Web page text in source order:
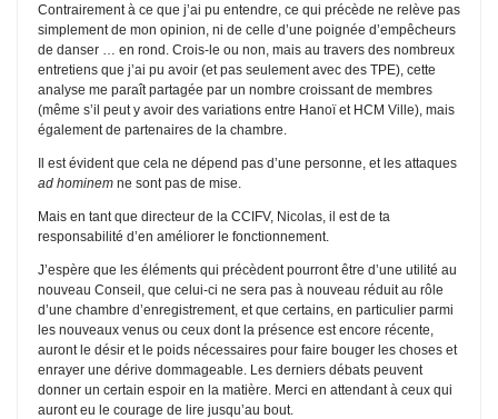
Contrairement à ce que j’ai pu entendre, ce qui précède ne relève pas
simplement de mon opinion, ni de celle d’une poignée d’empêcheurs
de danser … en rond. Crois-le ou non, mais au travers des nombreux
entretiens que j’ai pu avoir (et pas seulement avec des TPE), cette
analyse me paraît partagée par un nombre croissant de membres
(même s’il peut y avoir des variations entre Hanoï et HCM Ville), mais
également de partenaires de la chambre.
Il est évident que cela ne dépend pas d’une personne, et les attaques
ad hominem ne sont pas de mise.
Mais en tant que directeur de la CCIFV, Nicolas, il est de ta
responsabilité d’en améliorer le fonctionnement.
J’espère que les éléments qui précèdent pourront être d’une utilité au
nouveau Conseil, que celui-ci ne sera pas à nouveau réduit au rôle
d’une chambre d’enregistrement, et que certains, en particulier parmi
les nouveaux venus ou ceux dont la présence est encore récente,
auront le désir et le poids nécessaires pour faire bouger les choses et
enrayer une dérive dommageable. Les derniers débats peuvent
donner un certain espoir en la matière. Merci en attendant à ceux qui
auront eu le courage de lire jusqu’au bout.